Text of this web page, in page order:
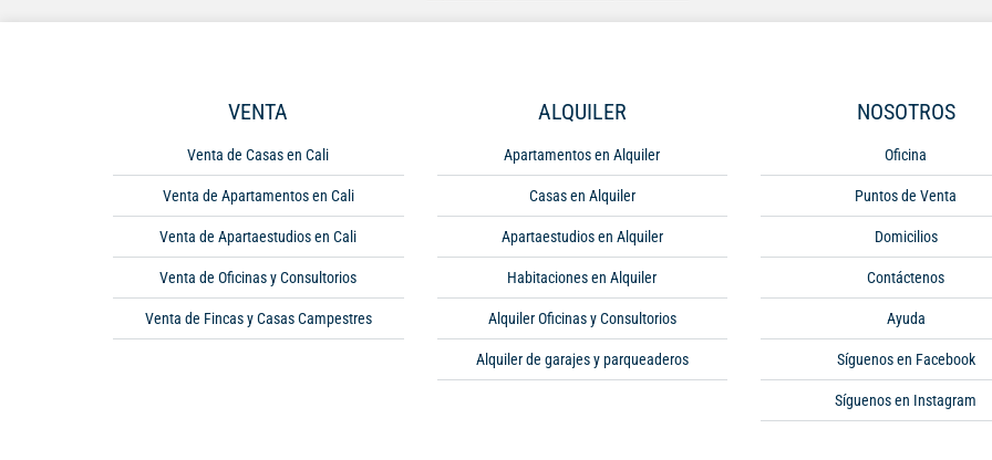
VENTA
Venta de Casas en Cali
Venta de Apartamentos en Cali
Venta de Apartaestudios en Cali
Venta de Oficinas y Consultorios
Venta de Fincas y Casas Campestres
ALQUILER
Apartamentos en Alquiler
Casas en Alquiler
Apartaestudios en Alquiler
Habitaciones en Alquiler
Alquiler Oficinas y Consultorios
Alquiler de garajes y parqueaderos
NOSOTROS
Oficina
Puntos de Venta
Domicilios
Contáctenos
Ayuda
Síguenos en Facebook
Síguenos en Instagram